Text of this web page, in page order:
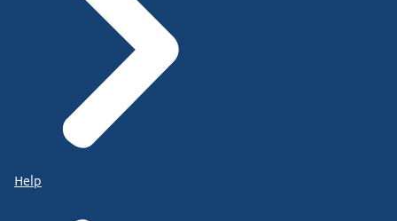
Help